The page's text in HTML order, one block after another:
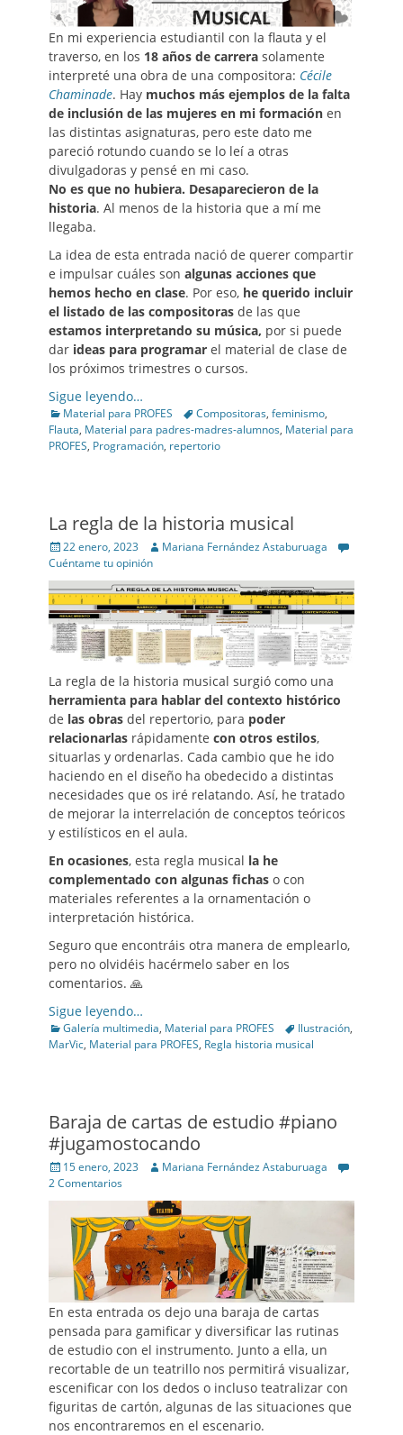
En mi experiencia estudiantil con la flauta y el
traverso, en los 18 años de carrera solamente
interpreté una obra de una compositora: Cécile
Chaminade. Hay muchos más ejemplos de la falta
de inclusión de las mujeres en mi formación en
las distintas asignaturas, pero este dato me
pareció rotundo cuando se lo leí a otras
divulgadoras y pensé en mi caso.
No es que no hubiera. Desaparecieron de la
historia. Al menos de la historia que a mí me
llegaba.
La idea de esta entrada nació de querer compartir
e impulsar cuáles son algunas acciones que
hemos hecho en clase. Por eso, he querido incluir
el listado de las compositoras de las que
estamos interpretando su música, por si puede
dar ideas para programar el material de clase de
los próximos trimestres o cursos.
Sigue leyendo…
Categories
Material para PROFES TagsCompositoras, feminismo,
Flauta, Material para padres-madres-alumnos, Material para
PROFES, Programación, repertorio
La regla de la historia musical
Posted
on
22 enero, 2023 Author
Mariana Fernández Astaburuaga
Cuéntame tu opinión
La regla de la historia musical surgió como una
herramienta para hablar del contexto histórico
de las obras del repertorio, para poder
relacionarlas rápidamente con otros estilos,
situarlas y ordenarlas. Cada cambio que he ido
haciendo en el diseño ha obedecido a distintas
necesidades que os iré relatando. Así, he tratado
de mejorar la interrelación de conceptos teóricos
y estilísticos en el aula.
En ocasiones, esta regla musical la he
complementado con algunas fichas o con
materiales referentes a la ornamentación o
interpretación histórica.
Seguro que encontráis otra manera de emplearlo,
pero no olvidéis hacérmelo saber en los
comentarios. 🙏
Sigue leyendo…
Categories
Galería multimedia, Material para PROFES TagsIlustración,
MarVic, Material para PROFES, Regla historia musical
Baraja de cartas de estudio #piano
#jugamostocando
Posted
on
15 enero, 2023 Author
Mariana Fernández Astaburuaga
2 Comentarios
En esta entrada os dejo una baraja de cartas
pensada para gamificar y diversificar las rutinas
de estudio con el instrumento. Junto a ella, un
recortable de un teatrillo nos permitirá visualizar,
escenificar con los dedos o incluso teatralizar con
figuritas de cartón, algunas de las situaciones que
nos encontraremos en el escenario.